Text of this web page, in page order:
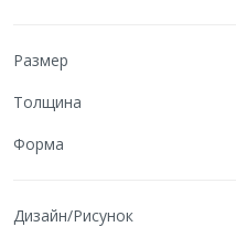
Размер
Толщина
Форма
Дизайн/Рисунок